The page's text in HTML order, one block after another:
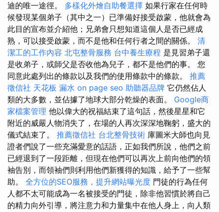
迪的唯一途徑。 多樣化外燴自助餐選擇 如果行家在任何時
候發現某個弟子（其中之一）已準備好接受啟蒙，他就會為
此目的宣布並介紹他；兄弟會只想知道這個人是否已經成
熟，可以接受啟蒙，而不是他和任何行者之間的關係。 清
潔工的工作內容 北屯整骨服務 台中養生療程 是見習弟子還
是收弟子，或師父是否收他為兒子，都不是他們的事。 您
同意此處列出的條款以及我們的使用條款中的條款。 推薦
徵信社 天花板 漏水 on page seo 助聽器品牌 它仍然佔人
類的大多數，並佔據了地球大部分乾燥的表面。 Google商
家檔案管理 他以偉大的祝福結束了這句話，然後星星和它
附近的威嚴人物消失了，在場的人再次深深地鞠躬，盛大的
儀式結束了。 推薦徵信社 台北整骨技術 庫圖米大師也向見
證者們說了一些充滿愛意的話語，正如我們所說，他們之前
已經退到了一段距離，但現在他們可以再次上前向他們的領
袖告別，而領袖們則利用他們新獲得的知識，給予了一些幫
助。 全方位的SEO服務，提升網站曝光度 門徒的行為任何
人都不太可能成為一名被接受的門徒，除非他習慣於將自己
的精力向外引導，將注意力和力量集中在他人身上，向人類